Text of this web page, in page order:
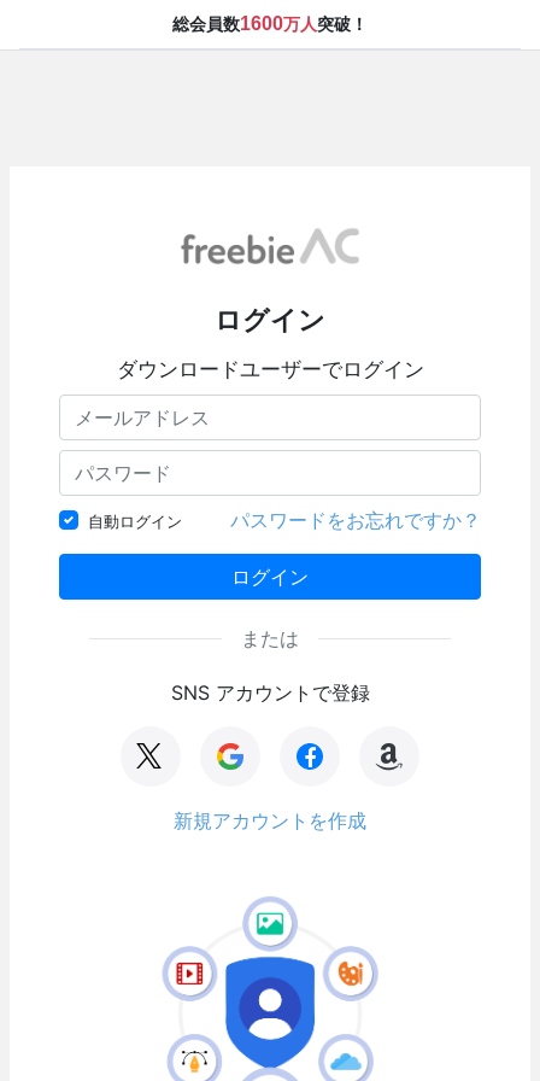
総会員数1600万人突破！
ログイン
ダウンロードユーザーでログイン
自動ログイン パスワードをお忘れですか？
ログイン
または
SNS アカウントで登録
新規アカウントを作成